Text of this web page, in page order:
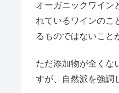
オーガニックワイン
れているワインのこ
るものではないこと
ただ添加物が全くな
すが、自然派を強調